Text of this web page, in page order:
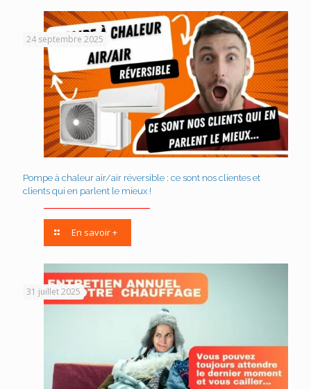
24 septembre 2025
Pompe à chaleur air/air réversible : ce sont nos clientes et
clients qui en parlent le mieux !
En savoir +
31 juillet 2025